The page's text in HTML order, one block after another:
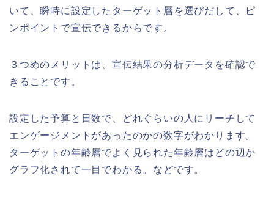
いて、瞬時に設定したターゲット層を選びだして、ピ
ンポイントで宣伝できるからです。
３つめのメリットは、宣伝結果の分析データを確認で
きることです。
設定した予算と日数で、どれぐらいの人にリーチして
エンゲージメントがあったのかの数字がわかります。
ターゲットの年齢層でよく見られた年齢層はどの辺か
グラフ化されて一目でわかる。などです。